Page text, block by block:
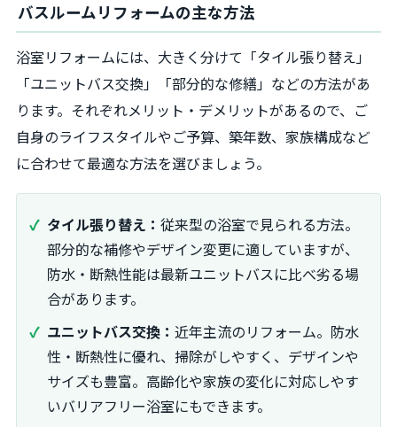
バスルームリフォームの主な方法
浴室リフォームには、大きく分けて「タイル張り替え」
「ユニットバス交換」「部分的な修繕」などの方法があ
ります。それぞれメリット・デメリットがあるので、ご
自身のライフスタイルやご予算、築年数、家族構成など
に合わせて最適な方法を選びましょう。
タイル張り替え： 従来型の浴室で見られる方法。
部分的な補修やデザイン変更に適していますが、
防水・断熱性能は最新ユニットバスに比べ劣る場
合があります。
ユニットバス交換： 近年主流のリフォーム。防水
性・断熱性に優れ、掃除がしやすく、デザインや
サイズも豊富。高齢化や家族の変化に対応しやす
いバリアフリー浴室にもできます。